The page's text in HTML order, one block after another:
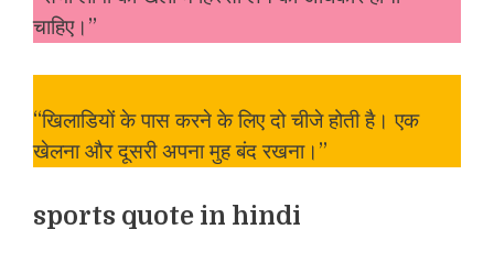
चाहिए।”
“खिलाडियों के पास करने के लिए दो चीजे होती है। एक
खेलना और दूसरी अपना मुह बंद रखना।”
sports quote in hindi